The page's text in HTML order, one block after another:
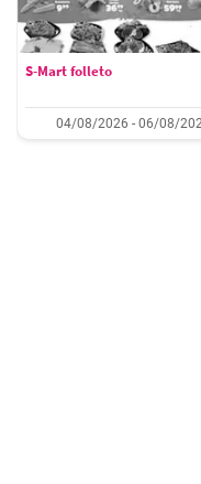
S-Mart folleto
04/08/2026 - 06/08/